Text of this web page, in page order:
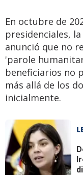
En octubre de
presidenciales,
anunció que no
'parole
beneficiarios no
más allá de los
inicialmente.